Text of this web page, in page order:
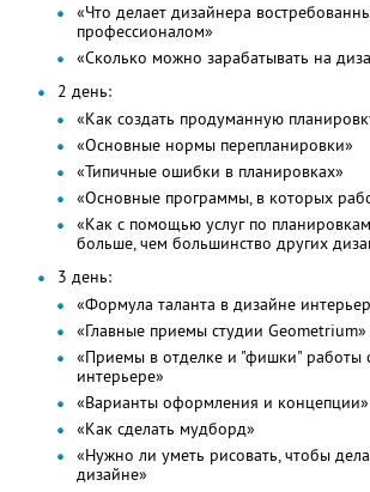
«Что делает дизайнера
профессионалом»
«Сколько можно зарабатывать на
2 день:
«Как создать продуманную
«Основные нормы перепланировки»
«Типичные ошибки в планировках»
«Основные программы, в которых
«Как с помощью услуг по
больше, чем большинство других
3 день:
«Формула таланта в дизайне
«Главные приемы студии Geometrium»
«Приемы в отделке и "фишки" работы
интерьере»
«Варианты оформления и концепции»
«Как сделать мудборд»
«Нужно ли уметь рисовать, чтобы
дизайне»